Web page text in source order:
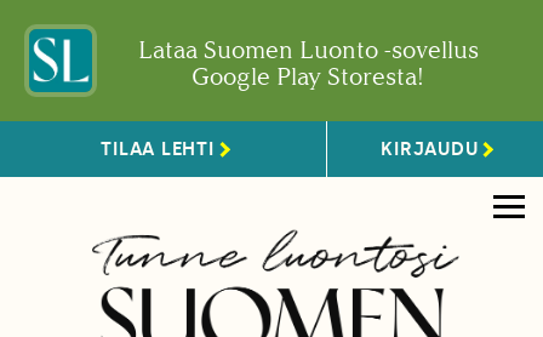
Lataa Suomen Luonto -sovellus
Google Play Storesta!
TILAA LEHTI KIRJAUDU